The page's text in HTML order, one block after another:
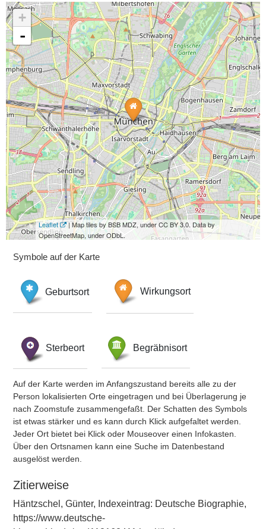
+
-
Leaflet
| Map tiles by BSB MDZ, under CC BY 3.0. Data by
OpenStreetMap, under ODbL.
Symbole auf der Karte
Geburtsort Wirkungsort
Sterbeort Begräbnisort
Auf der Karte werden im Anfangszustand bereits alle zu der
Person lokalisierten Orte eingetragen und bei Überlagerung je
nach Zoomstufe zusammengefaßt. Der Schatten des Symbols
ist etwas stärker und es kann durch Klick aufgefaltet werden.
Jeder Ort bietet bei Klick oder Mouseover einen Infokasten.
Über den Ortsnamen kann eine Suche im Datenbestand
ausgelöst werden.
Zitierweise
Häntzschel, Günter, Indexeintrag: Deutsche Biographie,
https://www.deutsche-